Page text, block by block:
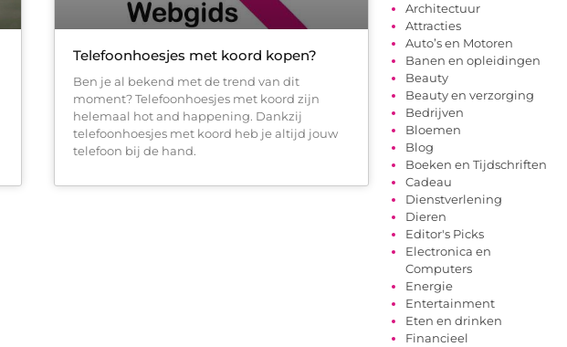
Telefoonhoesjes met koord kopen?
Ben je al bekend met de trend van dit
moment? Telefoonhoesjes met koord zijn
helemaal hot and happening. Dankzij
telefoonhoesjes met koord heb je altijd jouw
telefoon bij de hand.
Architectuur
Attracties
Auto’s en Motoren
Banen en opleidingen
Beauty
Beauty en verzorging
Bedrijven
Bloemen
Blog
Boeken en Tijdschriften
Cadeau
Dienstverlening
Dieren
Editor's Picks
Electronica en
Computers
Energie
Entertainment
Eten en drinken
Financieel